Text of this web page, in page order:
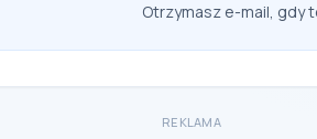
Otrzymasz e-mail, gdy
REKLAMA